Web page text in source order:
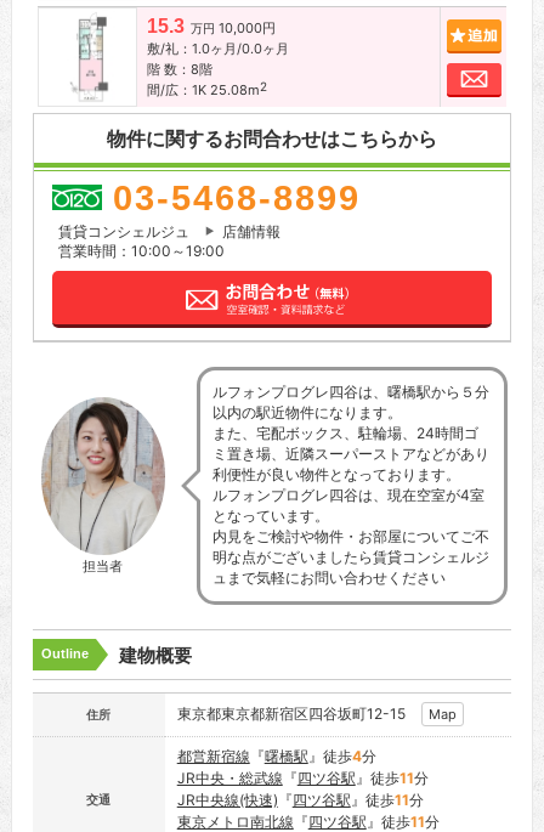
15.3 万円 10,000円
敷/礼：1.0ヶ月/0.0ヶ月
階 数：8階
間/広：1K 25.08m2
お問
物件に関するお問合わせはこちらから
03-5468-8899
賃貸コンシェルジュ
店舗情報
営業時間：10:00～19:00
担当者
ルフォンプログレ四谷は、曙橋駅から５分
以内の駅近物件になります。
また、宅配ボックス、駐輪場、24時間ゴ
ミ置き場、近隣スーパーストアなどがあり
利便性が良い物件となっております。
ルフォンプログレ四谷は、現在空室が4室
となっています。
内見をご検討や物件・お部屋についてご不
明な点がございましたら賃貸コンシェルジ
ュまで気軽にお問い合わせください
Outline 建物概要
住所 東京都東京都新宿区四谷坂町12-15 Map
交通
都営新宿線 『曙橋駅』徒歩4分
JR中央・総武線 『四ツ谷駅』徒歩11分
JR中央線(快速) 『四ツ谷駅』徒歩11分
東京メトロ南北線 『四ツ谷駅』徒歩11分